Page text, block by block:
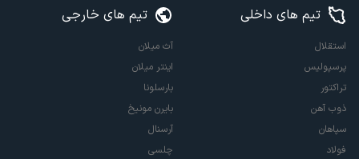
تیم های داخلی
استقلال
پرسپولیس
تراکتور
ذوب آهن
سپاهان
فولاد
تیم های خارجی
آث میلان
اینتر میلان
بارسلونا
بایرن مونیخ
آرسنال
چلسی